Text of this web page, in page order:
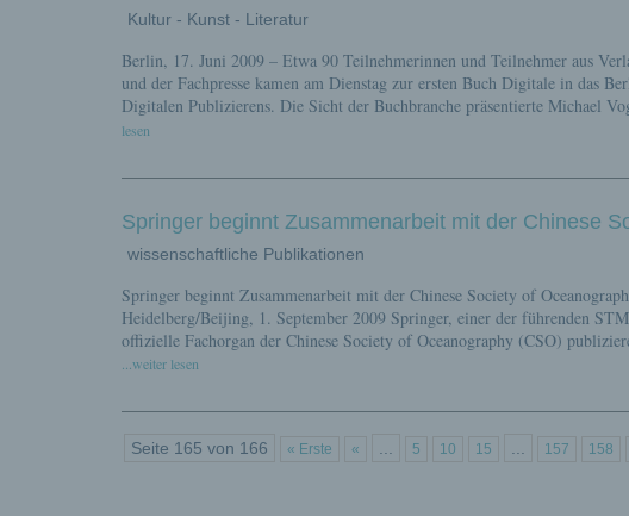
Kultur - Kunst - Literatur
Berlin, 17. Juni 2009 – Etwa 90 Teilnehmerinnen und Teilnehmer aus
und der Fachpresse kamen am Dienstag zur ersten Buch Digitale in das
Digitalen Publizierens. Die Sicht der Buchbranche präsentierte Michael
lesen
Springer beginnt Zusammenarbeit mit der Chinese
wissenschaftliche Publikationen
Springer beginnt Zusammenarbeit mit der Chinese Society of
Heidelberg/Beijing, 1. September 2009 Springer, einer der führenden
offizielle Fachorgan der Chinese Society of Oceanography (CSO)
...weiter lesen
Seite 165 von 166 « Erste « 5 10 15 157 158